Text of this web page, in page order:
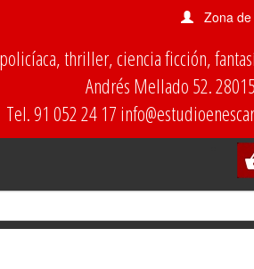
Zona
thriller, ciencia ficción,
Andrés Mellado 52.
Tel. 91 052 24 17